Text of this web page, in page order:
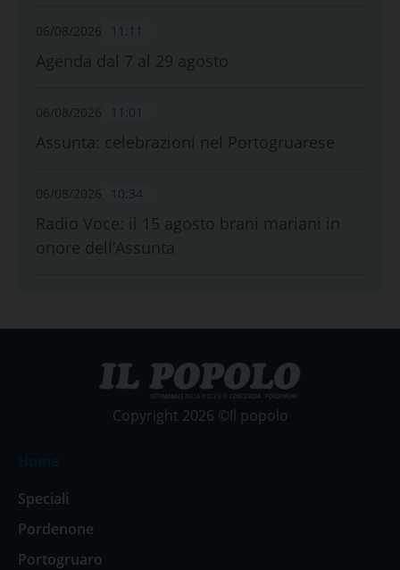
06/08/2026 11:11
Agenda dal 7 al 29 agosto
06/08/2026 11:01
Assunta: celebrazioni nel Portogruarese
06/08/2026 10:34
Radio Voce: il 15 agosto brani mariani in
onore dell’Assunta
Copyright 2026 ©Il popolo
Speciali
Pordenone
Portogruaro